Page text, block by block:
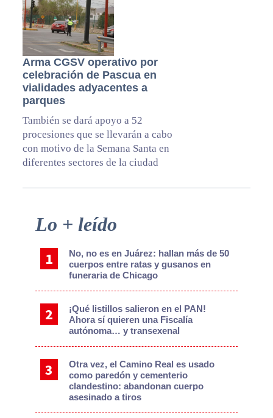
Arma CGSV operativo por
celebración de Pascua en
vialidades adyacentes a
parques
También se dará apoyo a 52
procesiones que se llevarán a cabo
con motivo de la Semana Santa en
diferentes sectores de la ciudad
Primary
Lo + leído
No, no es en Juárez: hallan más de 50
cuerpos entre ratas y gusanos en
funeraria de Chicago
¡Qué listillos salieron en el PAN!
Ahora sí quieren una Fiscalía
autónoma… y transexenal
Otra vez, el Camino Real es usado
como paredón y cementerio
clandestino: abandonan cuerpo
asesinado a tiros